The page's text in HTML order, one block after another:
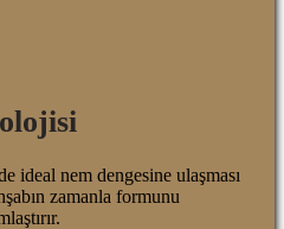
ideal nem dengesine ulaşması
zamanla formunu